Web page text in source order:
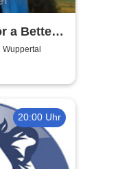
a Better
20:00 Uhr